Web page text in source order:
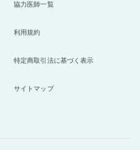
協力医師一覧
利用規約
特定商取引法に基づく表示
サイトマップ